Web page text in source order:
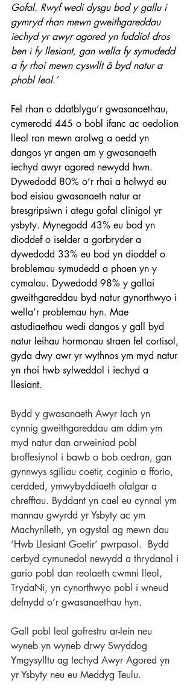
Gofal. Rwyf wedi dysgu bod y gallu i
gymryd rhan mewn gweithgareddau
iechyd yr awyr agored yn fuddiol dros
ben i fy llesiant, gan wella fy symudedd
a fy rhoi mewn cyswllt â byd natur a
phobl leol.’
Fel rhan o ddatblygu’r gwasanaethau,
cymerodd 445 o bobl ifanc ac oedolion
lleol ran mewn arolwg a oedd yn
dangos yr angen am y gwasanaeth
iechyd awyr agored newydd hwn.
Dywedodd 80% o’r rhai a holwyd eu
bod eisiau gwasanaeth natur ar
bresgripsiwn i ategu gofal clinigol yr
ysbyty. Mynegodd 43% eu bod yn
dioddef o iselder a gorbryder a
dywedodd 33% eu bod yn dioddef o
broblemau symudedd a phoen yn y
cymalau. Dywedodd 98% y gallai
gweithgareddau byd natur gynorthwyo i
wella’r problemau hyn. Mae
astudiaethau wedi dangos y gall byd
natur leihau hormonau straen fel cortisol,
gyda dwy awr yr wythnos ym myd natur
yn rhoi hwb sylweddol i iechyd a
llesiant.
Bydd y gwasanaeth Awyr Iach yn
cynnig gweithgareddau am ddim ym
myd natur dan arweiniad pobl
broffesiynol i bawb o bob oedran, gan
gynnwys sgiliau coetir, coginio a fforio,
cerdded, ymwybyddiaeth ofalgar a
chrefftau. Byddant yn cael eu cynnal ym
mannau gwyrdd yr Ysbyty ac ym
Machynlleth, yn ogystal ag mewn dau
‘Hwb Llesiant Goetir’ pwrpasol.  Bydd
cerbyd cymunedol newydd a thrydanol i
gario pobl dan reolaeth cwmni lleol,
TrydaNi, yn cynorthwyo pobl i wneud
defnydd o’r gwasanaethau hyn.
Gall pobl leol gofrestru ar-lein neu
wyneb yn wyneb drwy Swyddog
Ymgysylltu ag Iechyd Awyr Agored yn
yr Ysbyty neu eu Meddyg Teulu.